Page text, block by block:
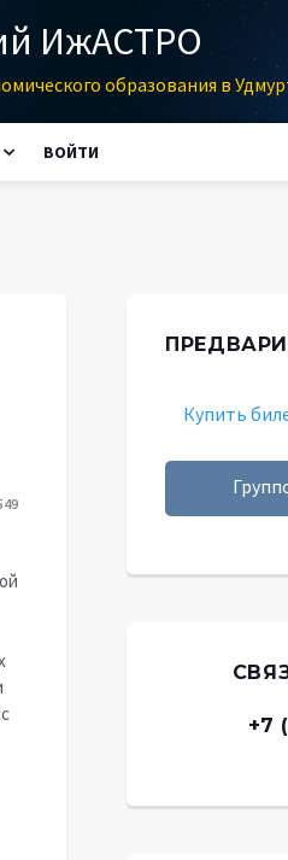
ИжАСТРО
образования в
ВОЙТИ
Купить
+7